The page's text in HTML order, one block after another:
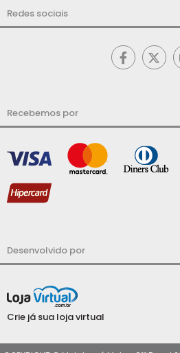
Redes sociais
Recebemos por
Desenvolvido por
Crie já sua loja virtual